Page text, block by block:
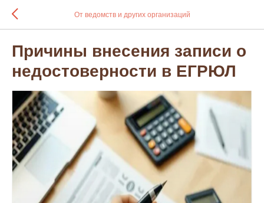
От ведомств и других организаций
Причины внесения записи о
недостоверности в ЕГРЮЛ